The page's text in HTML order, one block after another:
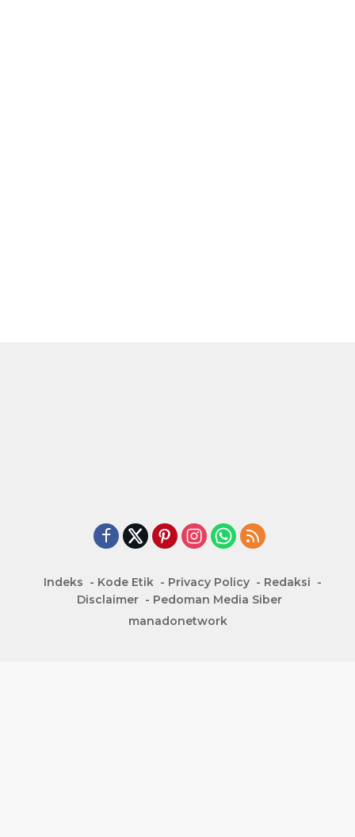
Indeks Kode Etik Privacy Policy
Redaksi
Disclaimer
Pedoman Media Siber
manadonetwork